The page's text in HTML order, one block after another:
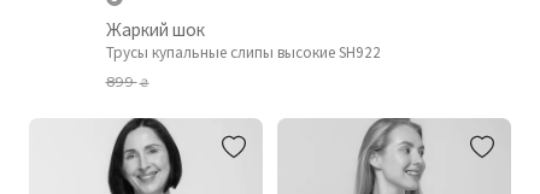
Жаркий шок
Трусы купальные слипы высокие SH922
899₴